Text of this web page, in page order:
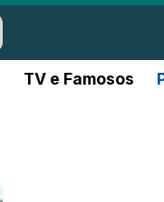
TV e Famosos